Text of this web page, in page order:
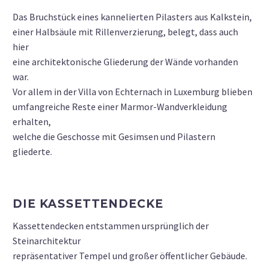
Das Bruchstück eines kannelierten Pilasters aus Kalkstein,
einer Halbsäule mit Rillenverzierung, belegt, dass auch
hier
eine architektonische Gliederung der Wände vorhanden
war.
Vor allem in der Villa von Echternach in Luxemburg blieben
umfangreiche Reste einer Marmor-Wandverkleidung
erhalten,
welche die Geschosse mit Gesimsen und Pilastern
gliederte.
DIE KASSETTENDECKE
Kassettendecken entstammen ursprünglich der
Steinarchitektur
repräsentativer Tempel und großer öffentlicher Gebäude.